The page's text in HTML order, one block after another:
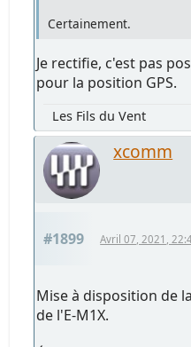
Certainement.
Je rectifie, c'est pas
pour la position GPS.
Les Fils du Vent
xcomm
#1899 Avril 07, 2021,
Mise à disposition de
de l'E-M1X.